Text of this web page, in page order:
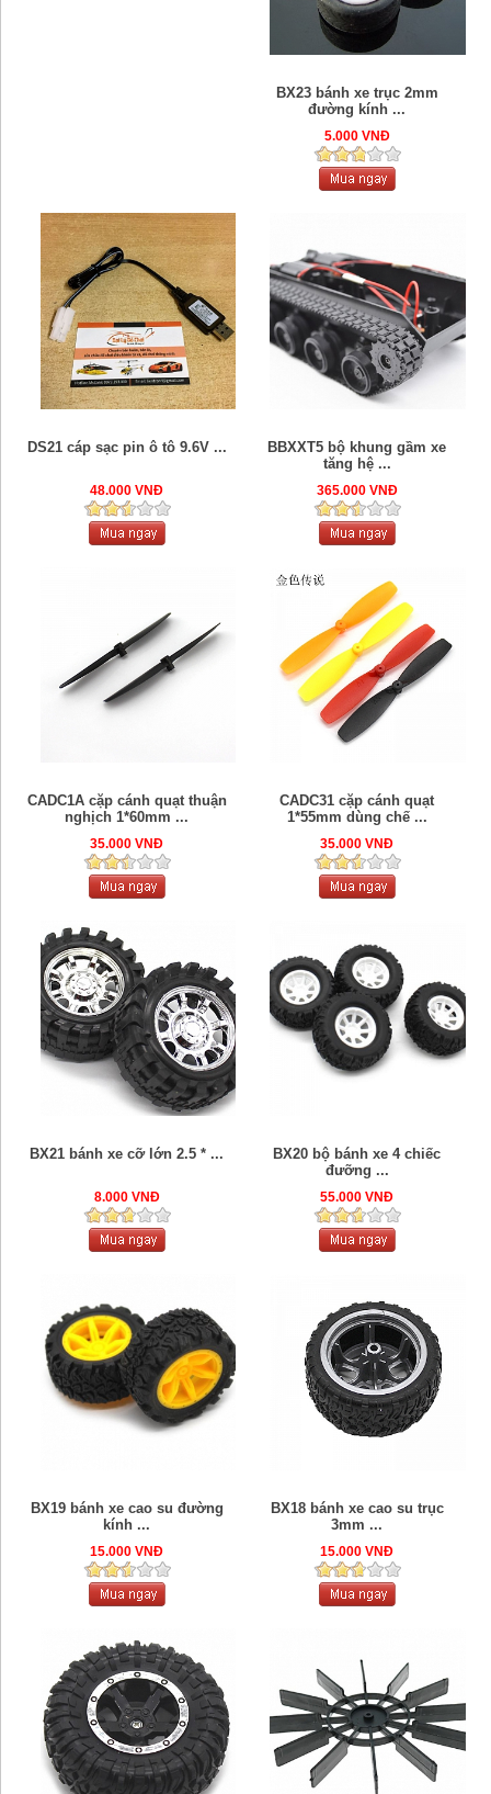
BX23 bánh xe trục 2mm
đường kính ...
5.000 VNĐ
DS21 cáp sạc pin ô tô 9.6V ...
48.000 VNĐ
BBXXT5 bộ khung gầm xe
tăng hệ ...
365.000 VNĐ
CADC1A cặp cánh quạt thuận
nghịch 1*60mm ...
35.000 VNĐ
CADC31 cặp cánh quạt
1*55mm dùng chế ...
35.000 VNĐ
BX21 bánh xe cỡ lớn 2.5 * ...
8.000 VNĐ
BX20 bộ bánh xe 4 chiếc
đưỡng ...
55.000 VNĐ
BX19 bánh xe cao su đường
kính ...
15.000 VNĐ
BX18 bánh xe cao su trục
3mm ...
15.000 VNĐ